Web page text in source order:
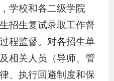
学校和各二级学院
招生复试录取工作督
程监督。对各招生单
相关人员（导师、管
、执行回避制度和保